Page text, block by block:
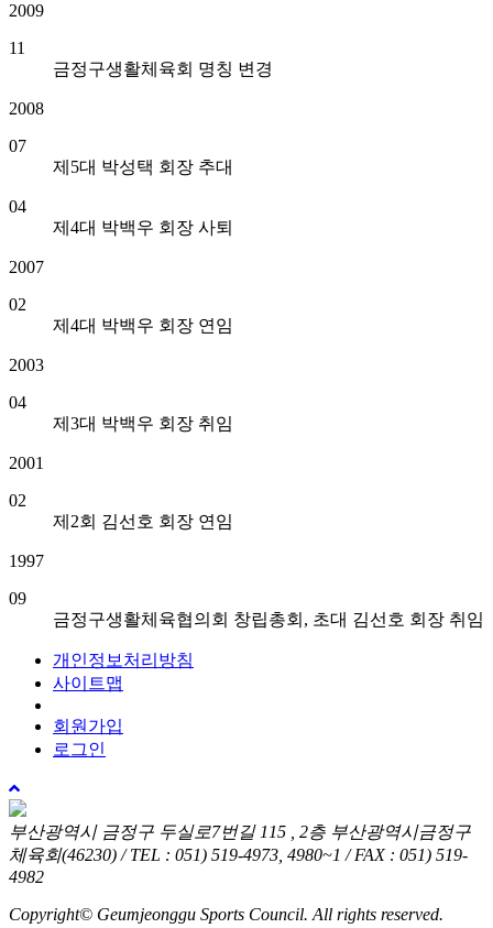
2009
11
금정구생활체육회 명칭 변경
2008
07
제5대 박성택 회장 추대
04
제4대 박백우 회장 사퇴
2007
02
제4대 박백우 회장 연임
2003
04
제3대 박백우 회장 취임
2001
02
제2회 김선호 회장 연임
1997
09
금정구생활체육협의회 창립총회, 초대 김선호 회장 취임
개인정보처리방침
사이트맵
회원가입
로그인
위
로
부산광역시 금정구 두실로7번길 115 , 2층 부산광역시금정구
체육회(46230) / TEL : 051) 519-4973, 4980~1 / FAX : 051) 519-
4982
Copyright© Geumjeonggu Sports Council. All rights reserved.